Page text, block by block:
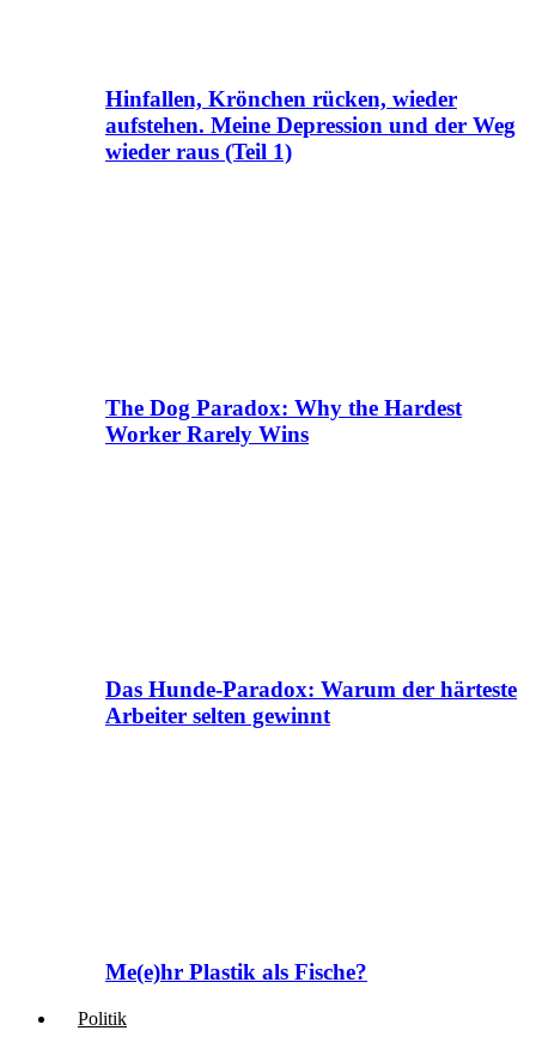
Hinfallen, Krönchen rücken, wieder
aufstehen. Meine Depression und der Weg
wieder raus (Teil 1)
The Dog Paradox: Why the Hardest
Worker Rarely Wins
Das Hunde-Paradox: Warum der härteste
Arbeiter selten gewinnt
Me(e)hr Plastik als Fische?
Politik